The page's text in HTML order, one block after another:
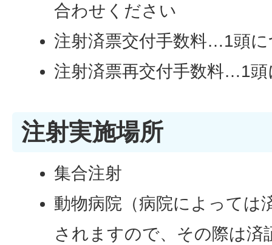
合わせください
注射済票交付手数料…1頭
注射済票再交付手数料…1
注射実施場所
集合注射
動物病院（病院によっては
されますので、その際は済